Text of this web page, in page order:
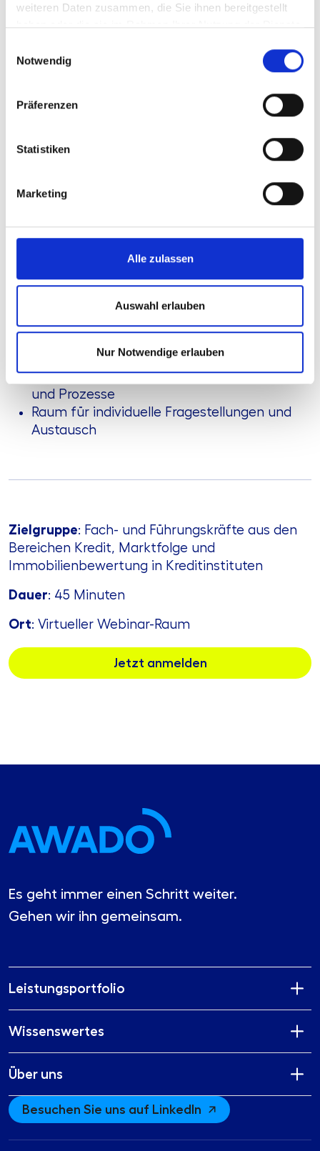
weiteren Daten zusammen, die Sie ihnen bereitgestellt
haben oder die sie im Rahmen Ihrer Nutzung der Dienste
Notwendig
Präferenzen
Statistiken
Marketing
Alle zulassen
Auswahl erlauben
Nur Notwendige erlauben
entscheidender wird.
einordnen, typische Anwendungsfälle besser
bewerten und fundierte Entscheidungen über
den Einsatz interner oder externer Lösungen
treffen können.
Nutzen Sie die Gelegenheit, Ihre bestehende
Vorgehensweise zu reflektieren und neue
Anforderungen im Bereich
Inhalte:
Entwicklungen rund um
Immobilienbewertungen
Entscheidungsunterstützung bei „Make or
Auswirkungen steigender
Prüfungsanforderungen auf Organisation
und Prozesse
Raum für individuelle Fragestellungen und
Austausch
Zielgruppe: Fach- und Führungskräfte aus den
Bereichen Kredit, Marktfolge und
Immobilienbewertung in Kreditinstituten
Dauer: 45 Minuten
Ort: Virtueller Webinar-Raum
Jetzt anmelden
Es geht immer einen Schritt weiter.
Gehen wir ihn gemeinsam.
Leistungsportfolio
Wissenswertes
Über uns
Besuchen Sie uns auf LinkedIn